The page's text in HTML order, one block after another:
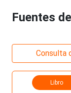
Fuentes
Consulta
Libro